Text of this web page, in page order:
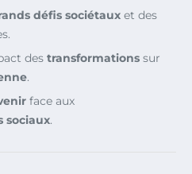
défis sociétaux et des
des transformations sur
.
face aux
sociaux.